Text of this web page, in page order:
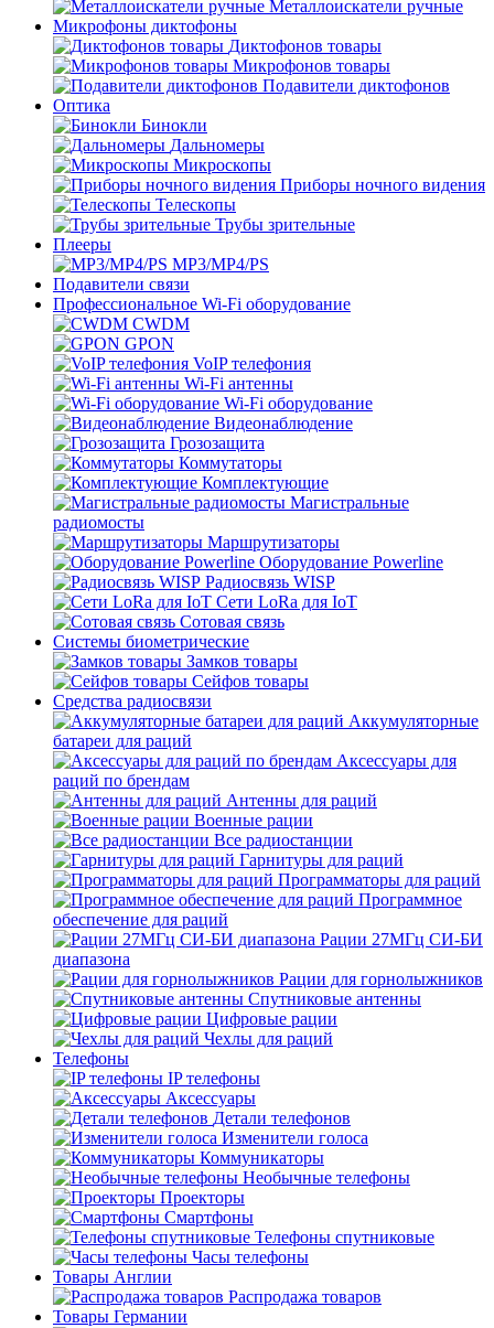
Металлоискатели ручные
Микрофоны диктофоны
Диктофонов товары
Микрофонов товары
Подавители диктофонов
Оптика
Бинокли
Дальномеры
Микроскопы
Приборы ночного видения
Телескопы
Трубы зрительные
Плееры
MP3/MP4/PS
Подавители связи
Профессиональное Wi-Fi оборудование
CWDM
GPON
VoIP телефония
Wi-Fi антенны
Wi-Fi оборудование
Видеонаблюдение
Грозозащита
Коммутаторы
Комплектующие
Магистральные
радиомосты
Маршрутизаторы
Оборудование Powerline
Радиосвязь WISP
Сети LoRa для IoT
Сотовая связь
Системы биометрические
Замков товары
Сейфов товары
Средства радиосвязи
Аккумуляторные
батареи для раций
Аксессуары для
раций по брендам
Антенны для раций
Военные рации
Все радиостанции
Гарнитуры для раций
Программаторы для раций
Программное
обеспечение для раций
Рации 27МГц СИ-БИ
диапазона
Рации для горнолыжников
Спутниковые антенны
Цифровые рации
Чехлы для раций
Телефоны
IP телефоны
Аксессуары
Детали телефонов
Изменители голоса
Коммуникаторы
Необычные телефоны
Проекторы
Смартфоны
Телефоны спутниковые
Часы телефоны
Товары Англии
Распродажа товаров
Товары Германии